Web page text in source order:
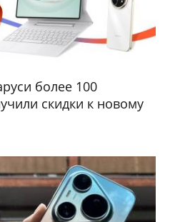
более 100
скидки к новому